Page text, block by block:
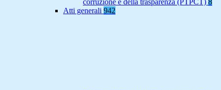
corruzione e della trasparenza (PTPCT) 8
Atti generali 942